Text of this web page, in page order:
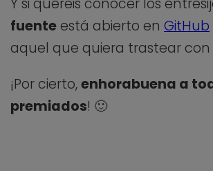
Y si queréis conocer los
fuenteestá abierto en GitHub
aquel que quiera trastear con
¡Por cierto,enhorabuena a
premiados! 🙂